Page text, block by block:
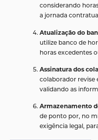
considerando
a jornada
Atualização do
utilize banco de
horas excedentes
Assinatura dos
colaborador revise
validando as
Armazenamento
de ponto por, no
exigência legal,